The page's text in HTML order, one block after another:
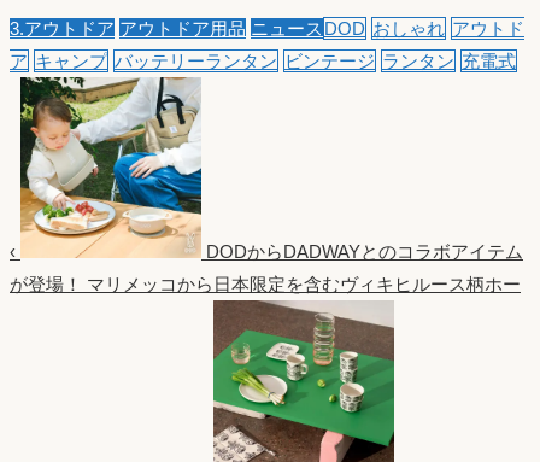
3.アウトドア アウトドア用品 ニュース DOD おしゃれ アウトド
ア キャンプ バッテリーランタン ビンテージ ランタン 充電式
‹
DODからDADWAYとのコラボアイテム
が登場！
マリメッコから日本限定を含むヴィキヒルース柄ホー